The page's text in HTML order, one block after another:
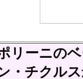
リーニの
・チクル